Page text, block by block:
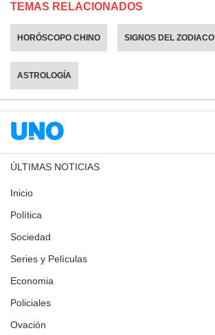
TEMAS RELACIONADOS
HORÓSCOPO CHINO SIGNOS DEL ZODIACO
ASTROLOGÍA
ÚLTIMAS NOTICIAS
Inicio
Política
Sociedad
Series y Películas
Economia
Policiales
Ovación